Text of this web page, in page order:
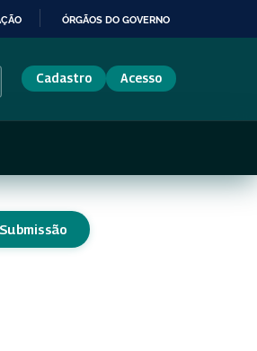
ÓRGÃOS DO GOVERNO
Cadastro Acesso